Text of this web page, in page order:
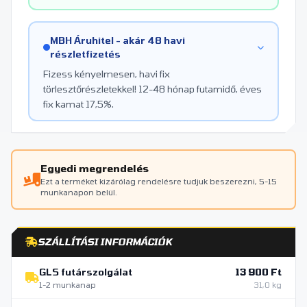
MBH Áruhitel - akár 48 havi
részletfizetés
Fizess kényelmesen, havi fix
törlesztőrészletekkel! 12-48 hónap futamidő, éves
fix kamat 17,5%.
Egyedi megrendelés
Ezt a terméket kizárólag rendelésre tudjuk beszerezni, 5-15
munkanapon belül.
SZÁLLÍTÁSI INFORMÁCIÓK
GLS futárszolgálat
1-2 munkanap
13 900 Ft
31,0 kg